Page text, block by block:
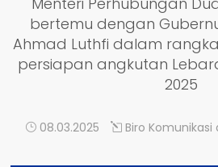
bertemu dengan
Ahmad Luthfi dalam
persiapan angkutan
2025
08.03.2025 Biro